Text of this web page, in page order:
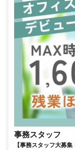
事務スタッフ
【事務スタッフ大募